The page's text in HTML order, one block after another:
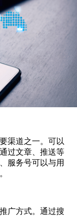
渠道之一。可以
过文章、推送等
服务号可以与用
广方式。通过搜